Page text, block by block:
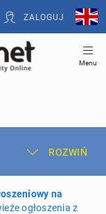
ZALOGUJ
Menu
ROZWIŃ
ogłoszenia
na
ogłoszenia z